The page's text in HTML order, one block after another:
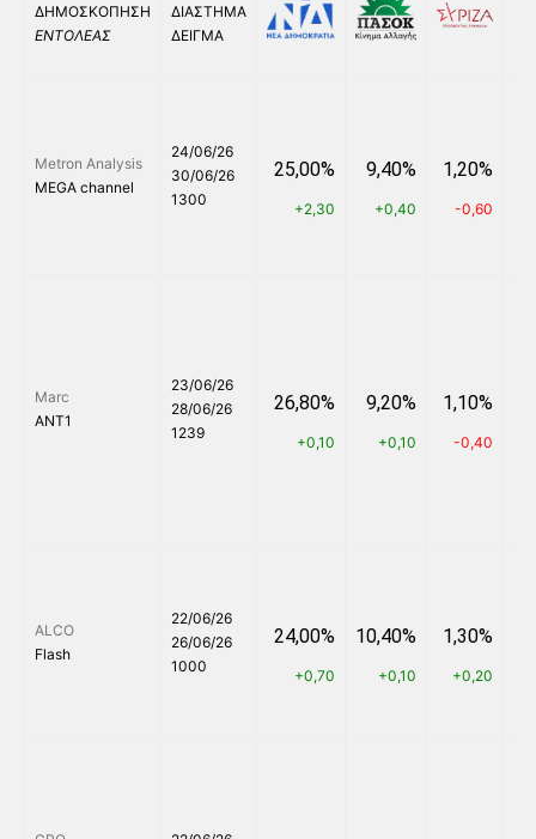
ΔΗΜΟΣΚΟΠΗΣΗ
ΕΝΤΟΛΕΑΣ
ΔΙΑΣΤΗΜΑ
ΔΕΙΓΜΑ
Metron Analysis
MEGA channel
24/06/26
30/06/26
1300
25,00%
+2,30
9,40%
+0,40
1,20%
-0,60
Marc
ANT1
23/06/26
28/06/26
1239
26,80%
+0,10
9,20%
+0,10
1,10%
-0,40
ALCO
Flash
22/06/26
26/06/26
1000
24,00%
+0,70
10,40%
+0,10
1,30%
+0,20